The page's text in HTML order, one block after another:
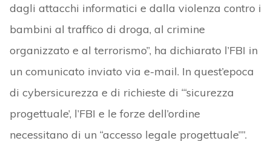
dagli attacchi informatici e dalla violenza contro i
bambini al traffico di droga, al crimine
organizzato e al terrorismo”, ha dichiarato l’FBI in
un comunicato inviato via e-mail. In quest’epoca
di cybersicurezza e di richieste di “‘sicurezza
progettuale’, l’FBI e le forze dell’ordine
necessitano di un “accesso legale progettuale””.